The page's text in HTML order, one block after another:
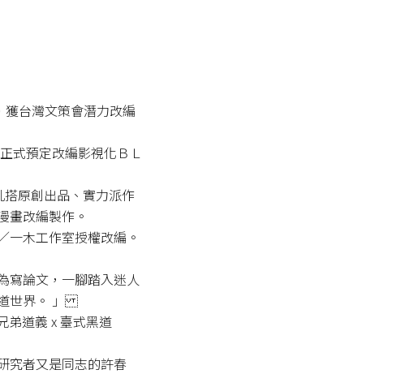
獲台灣文策會潛力改編
式預定改編影視化ＢＬ
搭原創出品、實力派作
畫改編製作。
一木工作室授權改編。
寫論文，一腳踏入迷人
世界。 」
弟道義 x 臺式黑道
究者又是同志的許春